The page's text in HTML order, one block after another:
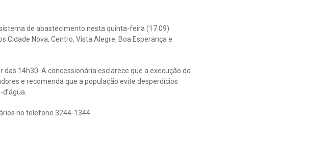
de abastecimento nesta quinta-feira (17.09).
Cidade Nova, Centro, Vista Alegre, Boa Esperança e
14h30. A concessionária esclarece que a execução do
e recomenda que a população evite desperdícios
no telefone 3244-1344.